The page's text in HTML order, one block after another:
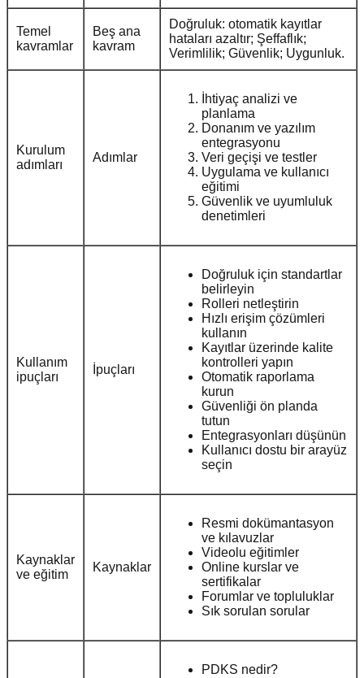
Temel
kavramlar
Beş ana
kavram
Doğruluk: otomatik kayıtlar
hataları azaltır; Şeffaflık;
Verimlilik; Güvenlik; Uygunluk.
Kurulum
adımları
Adımlar
İhtiyaç analizi ve
planlama
Donanım ve yazılım
entegrasyonu
Veri geçişi ve testler
Uygulama ve kullanıcı
eğitimi
Güvenlik ve uyumluluk
denetimleri
Kullanım
ipuçları
İpuçları
Doğruluk için standartlar
belirleyin
Rolleri netleştirin
Hızlı erişim çözümleri
kullanın
Kayıtlar üzerinde kalite
kontrolleri yapın
Otomatik raporlama
kurun
Güvenliği ön planda
tutun
Entegrasyonları düşünün
Kullanıcı dostu bir arayüz
seçin
Kaynaklar
ve eğitim
Kaynaklar
Resmi dokümantasyon
ve kılavuzlar
Videolu eğitimler
Online kurslar ve
sertifikalar
Forumlar ve topluluklar
Sık sorulan sorular
PDKS nedir?